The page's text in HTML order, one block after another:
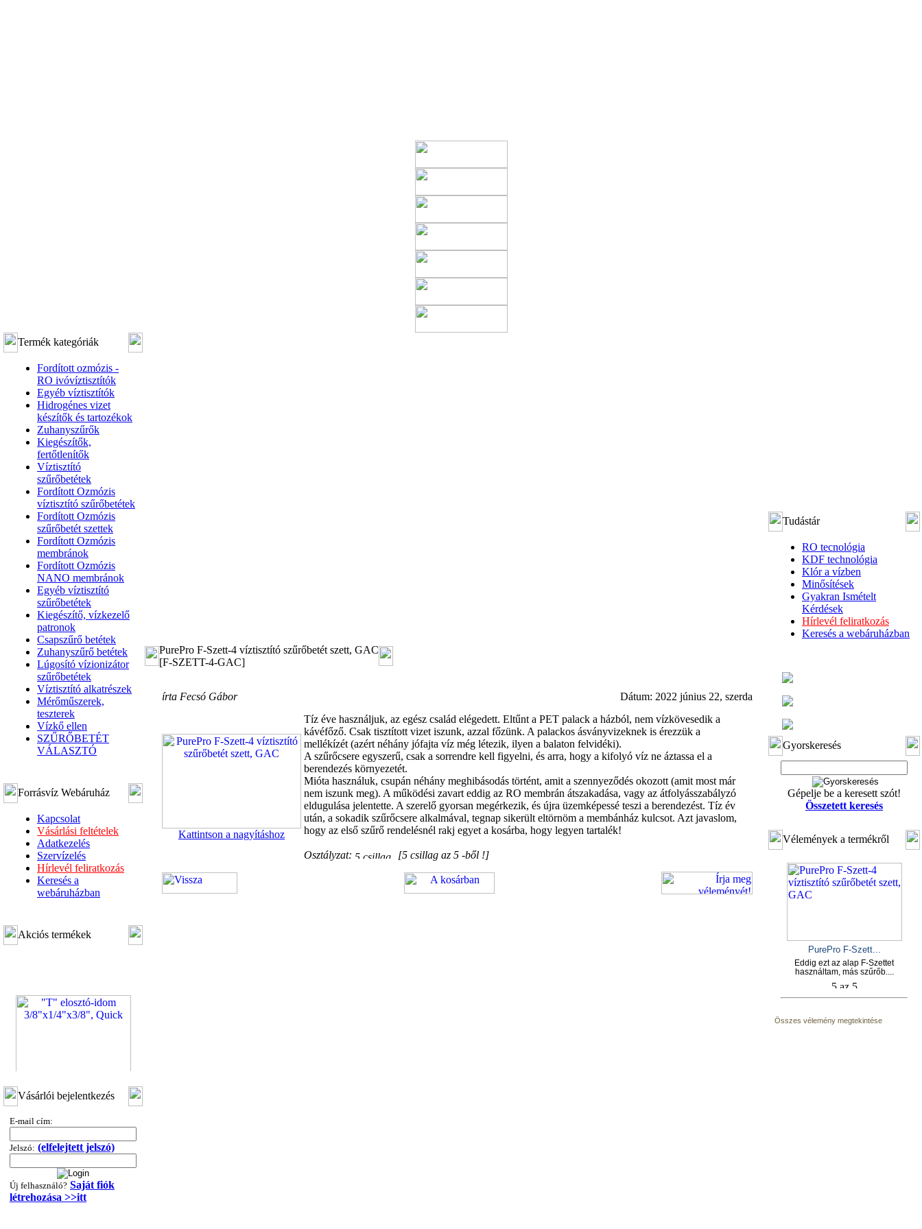
Termék kategóriák
Fordított ozmózis -
RO ivóvíztisztítók
Egyéb víztisztítók
Hidrogénes vizet
készítők és tartozékok
Zuhanyszűrők
Kiegészítők,
fertőtlenítők
Víztisztító
szűrőbetétek
Fordított Ozmózis
víztisztító szűrőbetétek
Fordított Ozmózis
szűrőbetét szettek
Fordított Ozmózis
membránok
Fordított Ozmózis
NANO membránok
Egyéb víztisztító
szűrőbetétek
Kiegészítő, vízkezelő
patronok
Csapszűrő betétek
Zuhanyszűrő betétek
Lúgosító vízionizátor
szűrőbetétek
Víztisztító alkatrészek
Mérőműszerek,
teszterek
Vízkő ellen
SZŰRŐBETÉT
VÁLASZTÓ
Forrásvíz Webáruház
Kapcsolat
Vásárlási feltételek
Adatkezelés
Szervízelés
Hírlevél feliratkozás
Keresés a
webáruházban
Akciós termékek
3/8"x1/4"x3/8", Quick
---------
Vásárlói bejelentkezés
E-mail cím:
Jelszó: (elfelejtett jelszó)
Új felhasználó? Saját fiók
létrehozása >>itt
PurePro F-Szett-4 víztisztító szűrőbetét szett, GAC
[F-SZETT-4-GAC]
írta Fecsó Gábor Dátum: 2022 június 22, szerda
Kattintson a nagyításhoz
Tíz éve használjuk, az egész család elégedett. Eltűnt a PET palack a házból, nem vízkövesedik a
kávéfőző. Csak tisztított vizet iszunk, azzal főzünk. A palackos ásványvizeknek is érezzük a
mellékízét (azért néhány jófajta víz még létezik, ilyen a balaton felvidéki).
A szűrőcsere egyszerű, csak a sorrendre kell figyelni, és arra, hogy a kifolyó víz ne áztassa el a
berendezés környezetét.
Mióta használuk, csupán néhány meghibásodás történt, amit a szennyeződés okozott (amit most már
nem iszunk meg). A működési zavart eddig az RO membrán átszakadása, vagy az átfolyásszabályzó
eldugulása jelentette. A szerelő gyorsan megérkezik, és újra üzemképessé teszi a berendezést. Tíz év
után, a sokadik szűrőcsere alkalmával, tegnap sikerült eltörnöm a membánház kulcsot. Azt javaslom,
hogy az első szűrő rendelésnél rakj egyet a kosárba, hogy legyen tartalék!
Osztályzat: [5 csillag az 5 -ből !]
Tudástár
RO tecnológia
KDF technológia
Klór a vízben
Minősítések
Gyakran Ismételt
Kérdések
Hírlevél feliratkozás
Keresés a webáruházban
Gyorskeresés
Gépelje be a keresett szót!
Összetett keresés
Vélemények a termékről
PurePro F-Szett...
Eddig ezt az alap F-Szettet
használtam, más szűrőb....
Összes vélemény megtekintése